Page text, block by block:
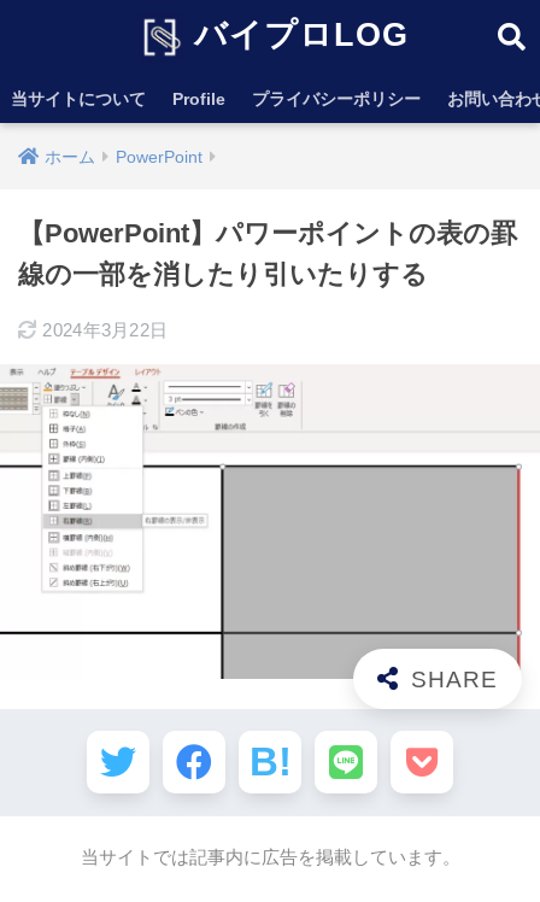
バイプロLOG
当サイトについて Profile プライバシーポリシー お問い合わ
ホーム PowerPoint
【PowerPoint】パワーポイントの表の罫
線の一部を消したり引いたりする
2024年3月22日
当サイトでは記事内に広告を掲載しています。